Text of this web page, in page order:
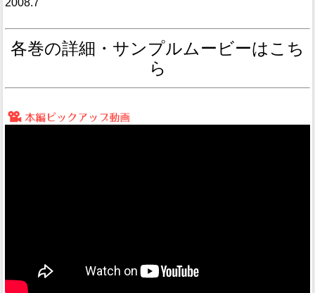
2008.7
各巻の詳細・サンプルムービーはこち
ら